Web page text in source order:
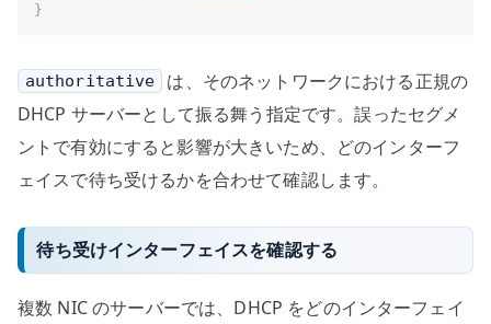
}
authoritative
は、そのネットワークにおける正規の
DHCP サーバーとして振る舞う指定です。誤ったセグメ
ントで有効にすると影響が大きいため、どのインターフ
ェイスで待ち受けるかを合わせて確認します。
待ち受けインターフェイスを確認する
複数 NIC のサーバーでは、DHCP をどのインターフェイ